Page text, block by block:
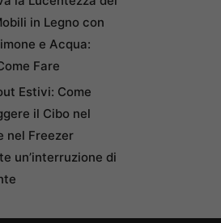
in Legno con
e Acqua:
Fare
Estivi: Come
il Cibo nel
nel Freezer
un’interruzione di